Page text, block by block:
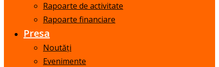
Rapoarte de activitate
Rapoarte financiare
Presa
Noutăți
Evenimente